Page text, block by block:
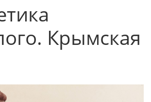
Крымская